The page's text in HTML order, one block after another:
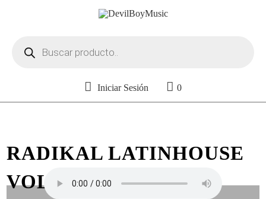
productos
Iniciar Sesión 0
RADIKAL LATINHOUSE
VOL. 4